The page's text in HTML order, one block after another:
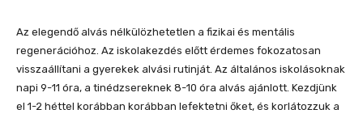
Az elegendő alvás nélkülözhetetlen a fizikai és mentális
regenerációhoz. Az iskolakezdés előtt érdemes fokozatosan
visszaállítani a gyerekek alvási rutinját. Az általános iskolásoknak
napi 9-11 óra, a tinédzsereknek 8-10 óra alvás ajánlott. Kezdjünk
el 1-2 héttel korábban korábban lefektetni őket, és korlátozzuk a